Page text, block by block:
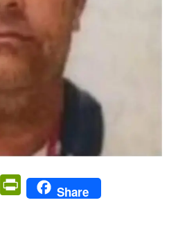
Email PrintFriendly
Share